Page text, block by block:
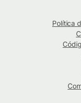
Política